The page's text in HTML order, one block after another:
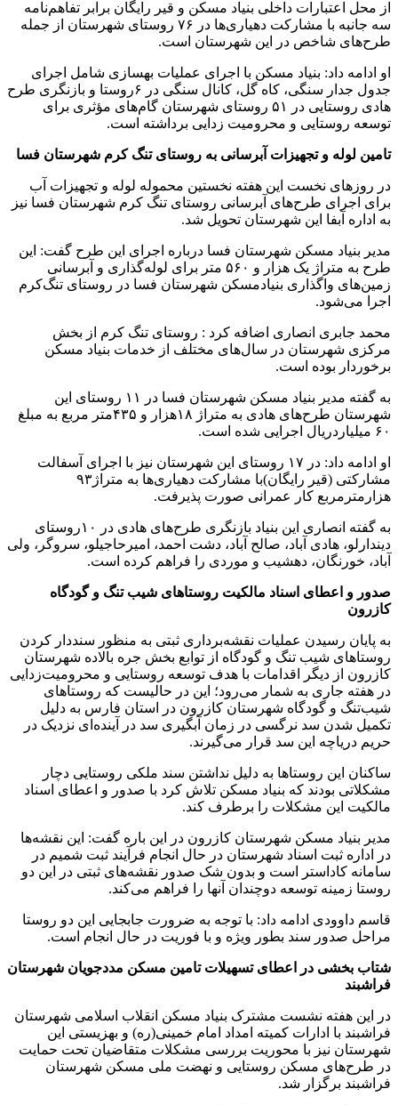
از محل اعتبارات داخلی بنیاد مسکن و قیر رایگان برابر تفاهم‌نامه
سه جانبه با مشارکت دهیاری‌ها در ۷۶ روستای شهرستان از جمله
طرح‌های شاخص در این شهرستان است.
او ادامه داد: بنیاد مسکن با اجرای عملیات بهسازی شامل اجرای
جدول جدار سنگی، کاه گل، کانال سنگی در ۶روستا و بازنگری طرح
هادی روستایی در ۵۱ روستای شهرستان گام‌های مؤثری برای
توسعه روستایی و محرومیت زدایی برداشته است.
تامین لوله و تجهیزات آبرسانی به روستای تنگ‌ کرم شهرستان فسا
در روزهای نخست این هفته نخستین محموله لوله و تجهیزات آب
برای اجرای طرح‌های آبرسانی روستای تنگ کرم شهرستان فسا نیز
به اداره آبفا این شهرستان تحویل شد.
مدیر بنیاد مسکن شهرستان فسا درباره اجرای این طرح گفت: این
طرح به متراژ یک هزار و ۵۶۰ متر برای لوله‌گذاری و آبرسانی
زمین‌های واگذاری بنیادمسکن شهرستان فسا در روستای تنگ‌کرم
اجرا می‌شود.
محمد جابری انصاری اضافه کرد : روستای تنگ کرم از بخش
مرکزی شهرستان در سال‌های مختلف از خدمات بنیاد مسکن
برخوردار بوده است.
به گفته مدیر بنیاد مسکن شهرستان فسا در ۱۱ روستای این
شهرستان طرح‌های هادی به متراژ ۱۸هزار و ۴۳۵متر مربع به مبلغ
۶۰ میلیاردریال اجرایی شده است.
او ادامه داد: در ۱۷ روستای این شهرستان نیز با اجرای آسفالت
مشارکتی (قیر رایگان)با مشارکت دهیاری‌ها به متراژ۹۳
هزارمترمربع کار عمرانی صورت پذیرفت.
به گفته انصاری این بنیاد بازنگری طرح‌های هادی در ۱۰روستای
دیندارلو، هادی آباد، صالح آباد، دشت احمد، امیرحاجیلو، سروگر، ولی
آباد، خورنگان، دهشیب و موردی را فراهم کرده است.
صدور و اعطای اسناد مالکیت روستاهای شیب تنگ و گودگاه
کازرون
به پایان رسیدن عملیات نقشه‌برداری ثبتی به منظور سنددار کردن
روستاهای شیب تنگ و گودگاه از توابع بخش جره بالاده شهرستان
کازرون از دیگر اقدامات با هدف توسعه روستایی و محرومیت‌زدایی
در هفته جاری به شمار می‌رود؛ این در حالیست که روستاهای
شیب‌تنگ و گودگاه شهرستان کازرون در استان فارس به دلیل
تکمیل شدن سد نرگسی در زمان آبگیری سد در آینده‌ای نزدیک در
حریم دریاچه این سد قرار می‌گیرند.
ساکنان این روستاها به دلیل نداشتن سند ملکی روستایی دچار
مشکلاتی بودند که بنیاد مسکن تلاش کرد با صدور و اعطای اسناد
مالکیت این مشکلات را برطرف کند.
مدیر بنیاد مسکن شهرستان کازرون در این باره گفت: این نقشه‌ها
در اداره ثبت اسناد شهرستان در حال انجام فرآیند ثبت شمیم در
سامانه کاداستر است و بدون شک صدور نقشه‌های ثبتی در این دو
روستا زمینه‌ توسعه دوچندان آنها را فراهم می‌کند.
قاسم داوودی ادامه داد: با توجه به ضرورت جابجایی این دو روستا
مراحل صدور سند بطور ویژه و با فوریت در حال انجام است.
شتاب بخشی در اعطای تسهیلات تامین مسکن مددجویان شهرستان
فراشبند
در این هفته نشست مشترک بنیاد مسکن انقلاب اسلامی شهرستان
فراشبند با ادارات کمیته امداد امام خمینی(ره) و بهزیستی این
شهرستان نیز با محوریت بررسی مشکلات متقاضیان تحت حمایت
در طرح‌های مسکن روستایی و نهضت ملی مسکن شهرستان
فراشبند برگزار شد.